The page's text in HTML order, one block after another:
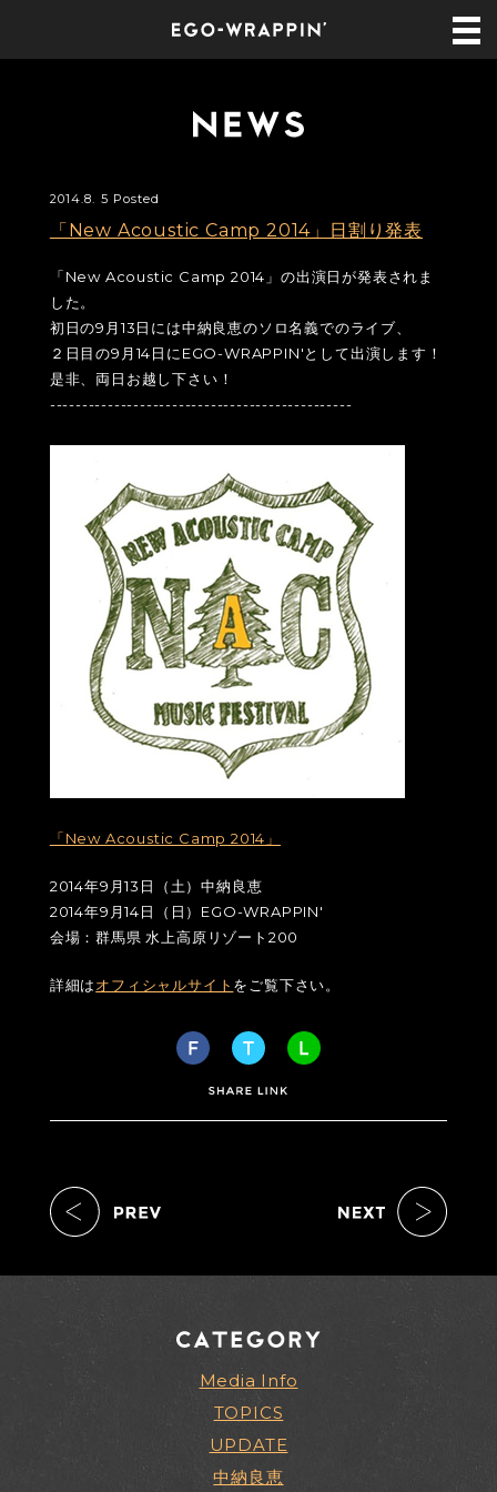
2014.8. 5 Posted
「New Acoustic Camp 2014」日割り発表
「New Acoustic Camp 2014」の出演日が発表されま
した。
初日の9月13日には中納良恵のソロ名義でのライブ、
２日目の9月14日にEGO-WRAPPIN'として出演します！
是非、両日お越し下さい！
-----------------------------------------------
「New Acoustic Camp 2014」
2014年9月13日（土）中納良恵
2014年9月14日（日）EGO-WRAPPIN'
会場：群馬県 水上高原リゾート200
詳細はオフィシャルサイト をご覧下さい。
Media Info
TOPICS
UPDATE
中納良恵